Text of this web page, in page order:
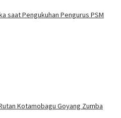
saat Pengukuhan Pengurus PSM
Kotamobagu Goyang Zumba